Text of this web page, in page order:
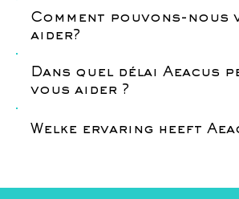
Comment pouvons-nous
aider?
Dans quel délai Aeacus
vous aider ?
Welke ervaring heeft